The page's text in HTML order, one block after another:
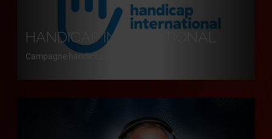
HANDICAP INTERNATIONAL
Campagne handicap international